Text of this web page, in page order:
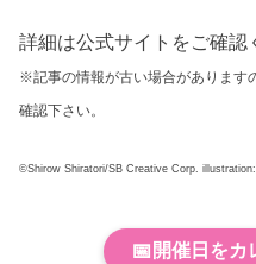
詳細は公式サイトをご確認
※記事の情報が古い場合があります
確認下さい。
©Shirow Shiratori/SB Creative Corp.
📅 開催日をカ